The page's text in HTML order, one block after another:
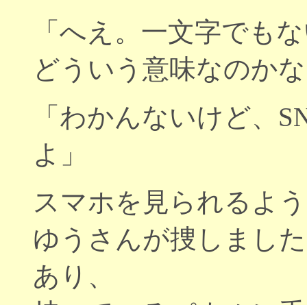
「へえ。一文字でも
どういう意味なのか
「わかんないけど、
よ」
スマホを見られるよ
ゆうさんが捜しまし
あり、